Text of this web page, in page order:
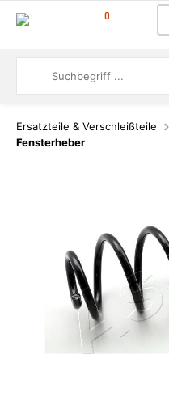
0
Ersatzteile & Verschleißteile
Fensterheber